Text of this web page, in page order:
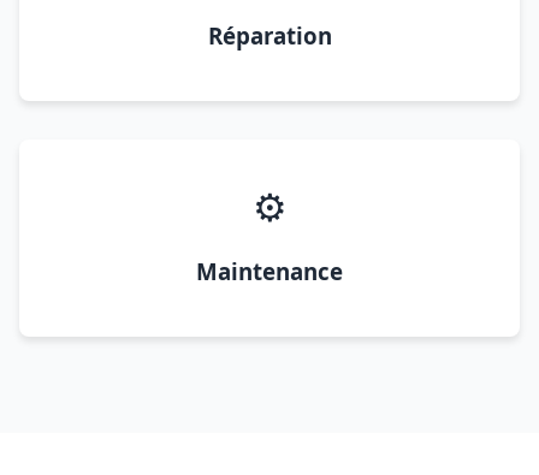
Réparation
⚙️
Maintenance